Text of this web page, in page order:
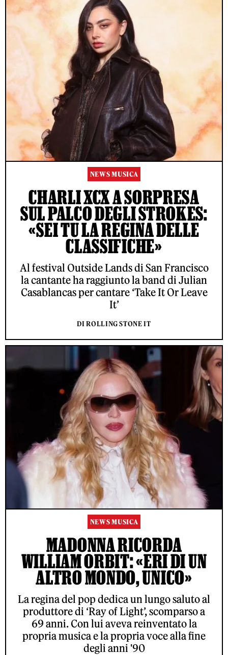
NEWS MUSICA
CHARLI XCX A SORPRESA
SUL PALCO DEGLI STROKES:
«SEI TU LA REGINA DELLE
CLASSIFICHE»
Al festival Outside Lands di San Francisco
la cantante ha raggiunto la band di Julian
Casablancas per cantare ‘Take It Or Leave
It’
DI ROLLING STONE IT
NEWS MUSICA
MADONNA RICORDA
WILLIAM ORBIT: «ERI DI UN
ALTRO MONDO, UNICO»
La regina del pop dedica un lungo saluto al
produttore di ‘Ray of Light’, scomparso a
69 anni. Con lui aveva reinventato la
propria musica e la propria voce alla fine
degli anni '90